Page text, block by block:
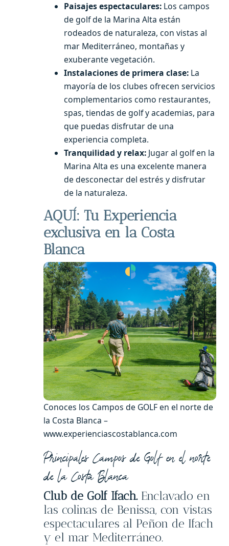
Paisajes espectaculares: Los campos
de golf de la Marina Alta están
rodeados de naturaleza, con vistas al
mar Mediterráneo, montañas y
exuberante vegetación.
Instalaciones de primera clase: La
mayoría de los clubes ofrecen servicios
complementarios como restaurantes,
spas, tiendas de golf y academias, para
que puedas disfrutar de una
experiencia completa.
Tranquilidad y relax: Jugar al golf en la
Marina Alta es una excelente manera
de desconectar del estrés y disfrutar
de la naturaleza.
AQUÍ: Tu Experiencia
exclusiva en la Costa
Blanca
Conoces los Campos de GOLF en el norte de
la Costa Blanca –
www.experienciascostablanca.com
Principales Campos de Golf en el norte
de la Costa Blanca
Club de Golf Ifach. Enclavado en
las colinas de Benissa, con vistas
espectaculares al Peñon de Ifach
y el mar Mediterráneo.